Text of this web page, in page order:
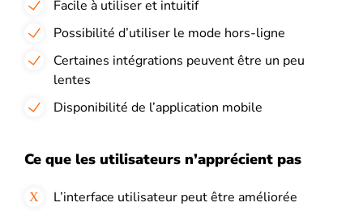
Facile à utiliser et intuitif
Possibilité d’utiliser le mode hors-ligne
Certaines intégrations peuvent être un peu
lentes
Disponibilité de l’application mobile
Ce que les utilisateurs n’apprécient pas
L’interface utilisateur peut être améliorée